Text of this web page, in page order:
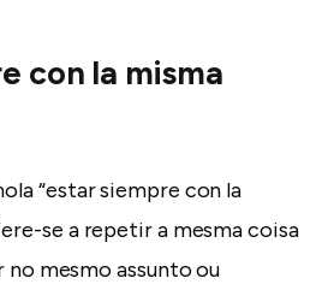
con la misma
“estar siempre con la
se a repetir a mesma coisa
no mesmo assunto ou